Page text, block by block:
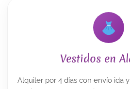
Vestidos en
Alquiler por 4 días con envío ida